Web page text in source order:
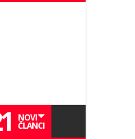
NOVI
ČLANCI